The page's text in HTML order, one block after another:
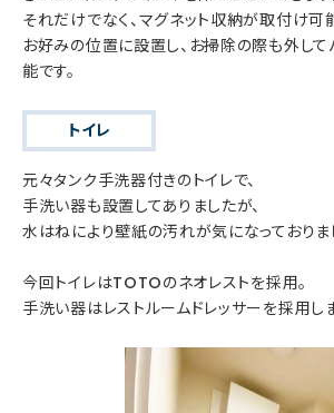
それだけでなく、マグネット収納が取付け可
お好みの位置に設置し、お掃除の際も外し
能です。
トイレ
元々タンク手洗器付きのトイレで、
手洗い器も設置してありましたが、
水はねにより壁紙の汚れが気になっておりま
今回トイレはTOTOのネオレストを採用。
手洗い器はレストルームドレッサーを採用し